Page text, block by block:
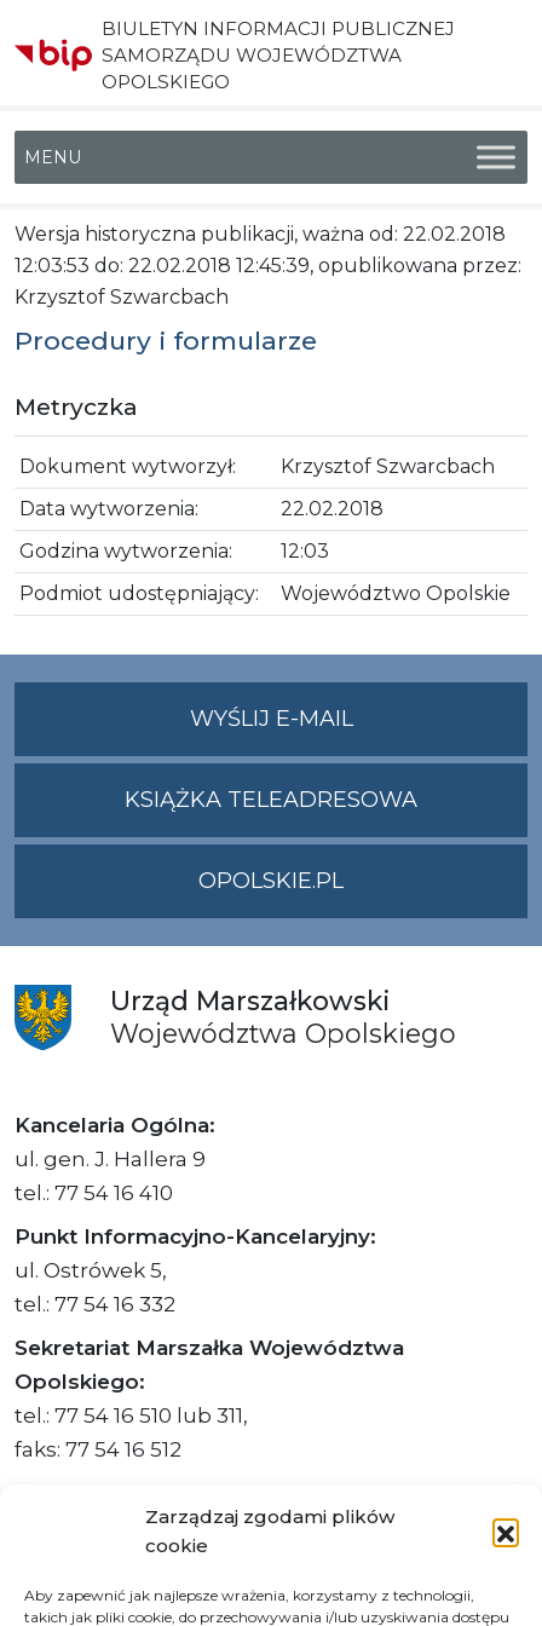
Zarządzaj zgodami plików
cookie
Aby zapewnić jak najlepsze wrażenia, korzystamy z technologii,
takich jak pliki cookie, do przechowywania i/lub uzyskiwania dostępu
BIULETYN INFORMACJI PUBLICZNEJ
SAMORZĄDU WOJEWÓDZTWA
OPOLSKIEGO
Menu główne
Wersja historyczna publikacji, ważna od: 22.02.2018
12:03:53 do: 22.02.2018 12:45:39, opublikowana przez:
Krzysztof Szwarcbach
Procedury i formularze
Metryczka
Dokument wytworzył:
Krzysztof Szwarcbach
Data wytworzenia:
22.02.2018
Godzina wytworzenia:
12:03
Podmiot udostępniający:
Województwo Opolskie
WYŚLIJ E-MAILNA
ADRES
KSIĄŻKA TELEADRESOWA
OPOLSKIE.PL
Urząd Marszałkowski
Województwa Opolskiego
Kancelaria Ogólna:
ul. gen. J. Hallera 9
tel.: 77 54 16 410
Punkt Informacyjno-Kancelaryjny:
ul. Ostrówek 5,
tel.: 77 54 16 332
Sekretariat Marszałka Województwa
Opolskiego:
tel.: 77 54 16 510 lub 311,
faks: 77 54 16 512
Adres do e-Doręczeń